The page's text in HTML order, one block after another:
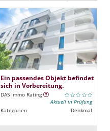
Ein passendes Objekt befindet
sich in Vorbereitung.
DAS Immo Rating
Aktuell in Prüfung
Kategorien
Denkmal